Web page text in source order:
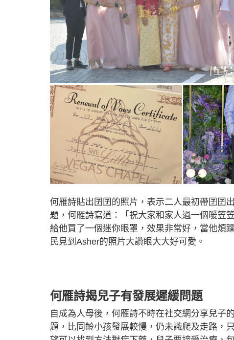
何雁詩貼出囝囝的照片，表示二人最初帶囝囝
題，何雁詩寫道：「祝大家和家人過一個暖笠
給他買了一個迷你眼罩，效果非常好，當他煩
民見到Asher的照片大讚眼大大好可愛。
何雁詩揭兒子有發展遲緩問題
自成為人母後，何雁詩不時在社交網分享兒子
題，比同齡小孩發展較慢，仍未識爬及走路，